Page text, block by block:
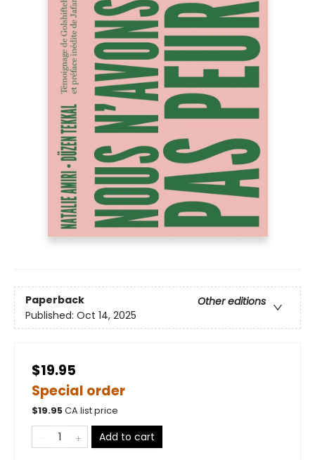
Paperback
Other editions
Published: Oct 14, 2025
$19.95
Special order
$19.95CA list price
Add to cart